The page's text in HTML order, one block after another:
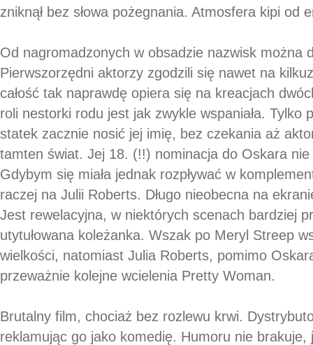
zniknął bez słowa pożegnania. Atmosfera kipi od
Od nagromadzonych w obsadzie nazwisk można
Pierwszorzędni aktorzy zgodzili się nawet na
całość tak naprawdę opiera się na kreacjach
roli nestorki rodu jest jak zwykle wspaniała. Tylko
statek zacznie nosić jej imię, bez czekania aż
tamten świat. Jej 18. (!!) nominacja do Oskara
Gdybym się miała jednak rozpływać w
raczej na Julii Roberts. Długo nieobecna na
Jest rewelacyjna, w niektórych scenach bardziej
utytułowana koleżanka. Wszak po Meryl Streep
wielkości, natomiast Julia Roberts, pomimo
przeważnie kolejne wcielenia Pretty Woman.
Brutalny film, chociaż bez rozlewu krwi.
reklamując go jako komedię. Humoru nie